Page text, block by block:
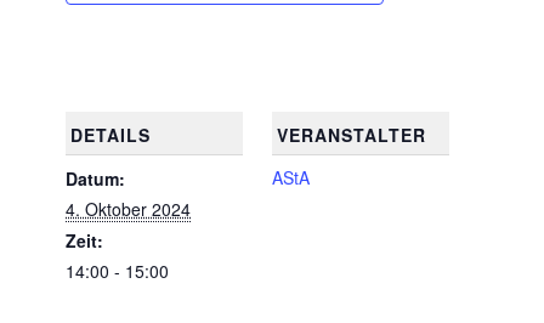
DETAILS
Datum:
4. Oktober 2024
Zeit:
14:00 - 15:00
VERANSTALTER
AStA